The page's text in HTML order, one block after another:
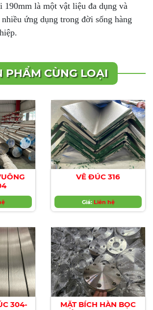
190mm là một vật liệu đa dụng và
ứng dụng trong đời sống hàng
PHẨM CÙNG LOẠI
VÊ ĐÚC 316
Giá: Liên hệ
304-
MẶT BÍCH HÀN BỌC